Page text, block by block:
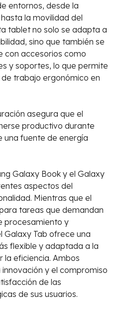
entornos, desde la
la movilidad del
tablet no solo se adapta a
sino que también se
con accesorios como
y soportes, lo que permite
trabajo ergonómico en
asegura que el
productivo durante
una fuente de energía
Galaxy Book y el Galaxy
aspectos del
Mientras que el
tareas que demandan
procesamiento y
Galaxy Tab ofrece una
flexible y adaptada a la
la eficiencia. Ambos
y el compromiso
de las
de sus usuarios.